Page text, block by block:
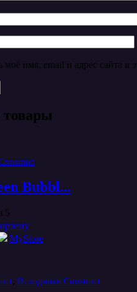
моё имя, email и адрес сайта
Bubbl...
5
MyStore
, Исходники Construct